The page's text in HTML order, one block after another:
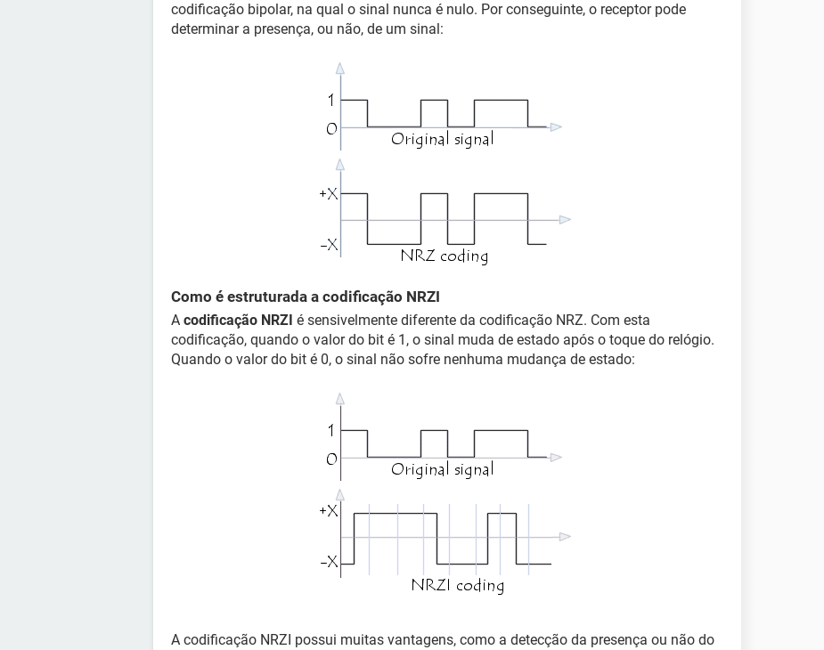
codificação bipolar, na qual o sinal nunca é nulo. Por conseguinte, o receptor pode
determinar a presença, ou não, de um sinal:
Como é estruturada a codificação NRZI
A codificação NRZI é sensivelmente diferente da codificação NRZ. Com esta
codificação, quando o valor do bit é 1, o sinal muda de estado após o toque do relógio.
Quando o valor do bit é 0, o sinal não sofre nenhuma mudança de estado:
A codificação NRZI possui muitas vantagens, como a detecção da presença ou não do